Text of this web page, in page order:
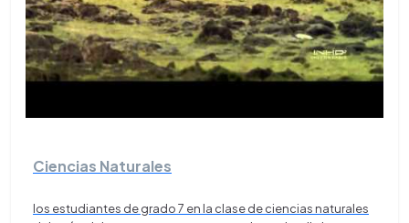
Ciencias Naturales
los estudiantes de grado 7 en la clase de ciencias naturales